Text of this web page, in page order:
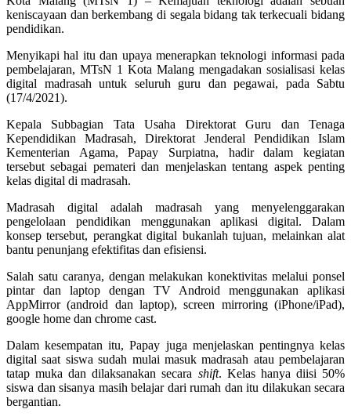
keniscayaan dan berkembang di segala bidang tak terkecuali bidang
pendidikan.
Menyikapi hal itu dan upaya menerapkan teknologi informasi pada
pembelajaran, MTsN 1 Kota Malang mengadakan sosialisasi kelas
digital madrasah untuk seluruh guru dan pegawai, pada Sabtu
(17/4/2021).
Kepala Subbagian Tata Usaha Direktorat Guru dan Tenaga
Kependidikan Madrasah, Direktorat Jenderal Pendidikan Islam
Kementerian Agama, Papay Surpiatna, hadir dalam kegiatan
tersebut sebagai pemateri dan menjelaskan tentang aspek penting
kelas digital di madrasah.
Madrasah digital adalah madrasah yang menyelenggarakan
pengelolaan pendidikan menggunakan aplikasi digital. Dalam
konsep tersebut, perangkat digital bukanlah tujuan, melainkan alat
bantu penunjang efektifitas dan efisiensi.
Salah satu caranya, dengan melakukan konektivitas melalui ponsel
pintar dan laptop dengan TV Android menggunakan aplikasi
AppMirror (android dan laptop), screen mirroring (iPhone/iPad),
google home dan chrome cast.
Dalam kesempatan itu, Papay juga menjelaskan pentingnya kelas
digital saat siswa sudah mulai masuk madrasah atau pembelajaran
tatap muka dan dilaksanakan secara shift. Kelas hanya diisi 50%
siswa dan sisanya masih belajar dari rumah dan itu dilakukan secara
bergantian.